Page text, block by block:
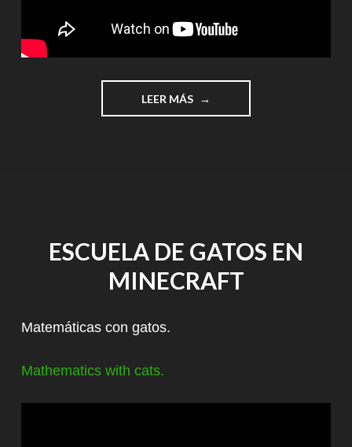
LEER MÁS "MI
PRIMER
ESCUELA DE GATOS EN
MINECRAFT
Matemáticas con gatos.
Mathematics with cats.